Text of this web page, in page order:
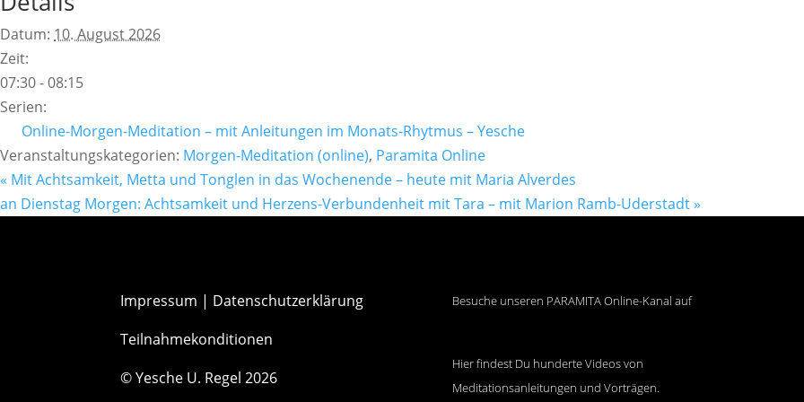
Datum: 10. August 2026
Zeit:
07:30 - 08:15
Serien:
Online-Morgen-Meditation – mit Anleitungen im Monats-Rhytmus – Yesche
Veranstaltungskategorien: Morgen-Meditation (online), Paramita Online
« Mit Achtsamkeit, Metta und Tonglen in das Wochenende – heute mit Maria Alverdes
an Dienstag Morgen: Achtsamkeit und Herzens-Verbundenheit mit Tara – mit Marion Ramb-Uderstadt»
Impressum | Datenschutzerklärung
Teilnahmekonditionen
© Yesche U. Regel 2026
Besuche unseren PARAMITA Online-Kanal auf
Hier findest Du hunderte Videos von
Meditationsanleitungen und Vorträgen.